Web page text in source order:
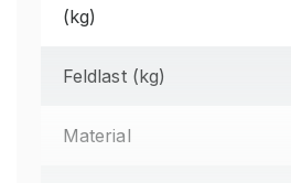
(kg)
Feldlast (kg)
Material